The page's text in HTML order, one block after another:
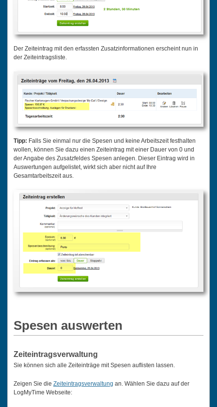
Der Zeiteintrag mit den erfassten Zusatzinformationen erscheint nun in
der Zeiteintragsliste.
Tipp: Falls Sie einmal nur die Spesen und keine Arbeitszeit festhalten
wollen, können Sie dazu einen Zeiteintrag mit einer Dauer von 0 und
der Angabe des Zusatzfeldes Spesen anlegen. Dieser Eintrag wird in
Auswertungen aufgelistet, wirkt sich aber nicht auf Ihre
Gesamtarbeitszeit aus.
Spesen auswerten
Zeiteintragsverwaltung
Sie können sich alle Zeiteinträge mit Spesen auflisten lassen.
Zeigen Sie die Zeiteintragsverwaltung an. Wählen Sie dazu auf der
LogMyTime Webseite: